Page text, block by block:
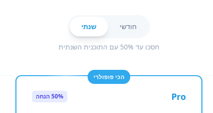
חודשי שנתי
חסכו עד 50% עם התוכנית השנתית
הכי פופולרי
Pro 50% הנחה